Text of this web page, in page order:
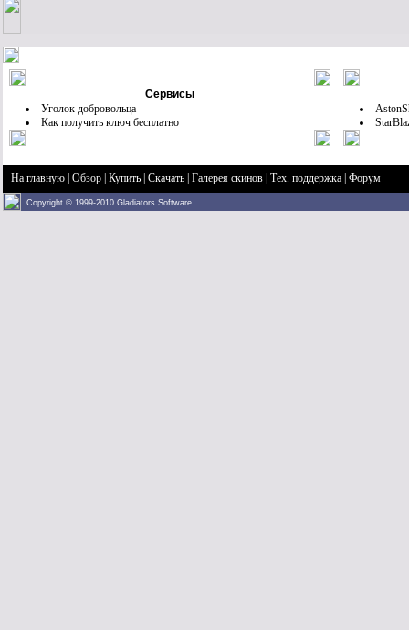
Сервисы
Уголок добровольца
Как получить ключ бесплатно
На главную | Обзор | Купить | Скачать | Галерея скинов | Тех. поддержка | Форум
Copyright © 1999-2010 Gladiators Software